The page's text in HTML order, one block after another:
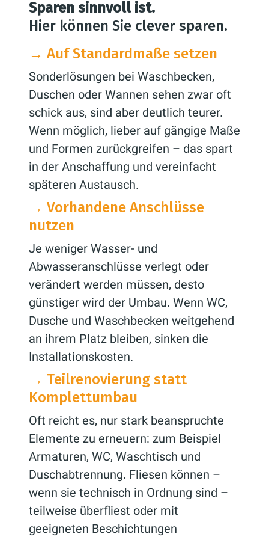
Sparen sinnvoll ist.
Hier können Sie clever sparen.
→ Auf Standardmaße setzen
Sonderlösungen bei Waschbecken,
Duschen oder Wannen sehen zwar oft
schick aus, sind aber deutlich teurer.
Wenn möglich, lieber auf gängige Maße
und Formen zurückgreifen – das spart
in der Anschaffung und vereinfacht
späteren Austausch.
→ Vorhandene Anschlüsse
nutzen
Je weniger Wasser- und
Abwasseranschlüsse verlegt oder
verändert werden müssen, desto
günstiger wird der Umbau. Wenn WC,
Dusche und Waschbecken weitgehend
an ihrem Platz bleiben, sinken die
Installationskosten.
→ Teilrenovierung statt
Komplettumbau
Oft reicht es, nur stark beanspruchte
Elemente zu erneuern: zum Beispiel
Armaturen, WC, Waschtisch und
Duschabtrennung. Fliesen können –
wenn sie technisch in Ordnung sind –
teilweise überfliest oder mit
geeigneten Beschichtungen